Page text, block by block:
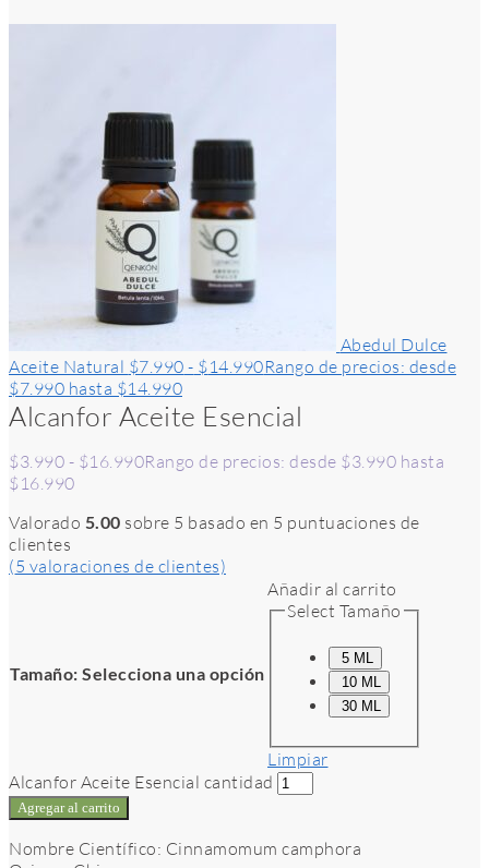
Abedul Dulce
Aceite Natural $7.990 - $14.990Rango de precios: desde
$7.990 hasta $14.990
Alcanfor Aceite Esencial
$3.990 - $16.990Rango de precios: desde $3.990 hasta
$16.990
Valorado 5.00 sobre 5 basado en 5 puntuaciones de
clientes
(5 valoraciones de clientes)
Tamaño: Selecciona una opción
Añadir al carrito
Select Tamaño
5 ML
10 ML
30 ML
Limpiar
Alcanfor Aceite Esencial cantidad
Agregar al carrito
Nombre Científico: Cinnamomum camphora